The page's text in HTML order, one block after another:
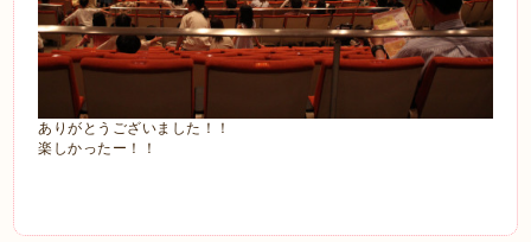
ありがとうございました！！
楽しかったー！！